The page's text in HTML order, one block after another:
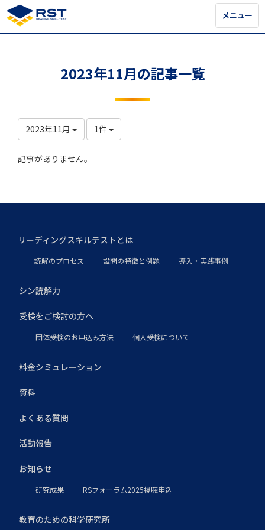
メニュー
メニュー
2023年11月の記事一覧
2023年11月 1件
記事がありません。
リーディングスキルテストとは
読解のプロセス 設問の特徴と例題 導入・実践事例
シン読解力
受検をご検討の方へ
団体受検のお申込み方法 個人受検について
料金シミュレーション
資料
よくある質問
活動報告
お知らせ
研究成果 RSフォーラム2025視聴申込
教育のための科学研究所